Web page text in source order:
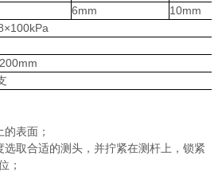
6mm
10mm
的表面；
选取合适的测头，并拧紧在测杆上，锁紧
；